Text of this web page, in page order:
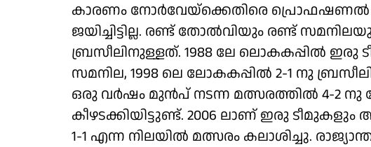
കാരണം നോർവേയ്‌ക്കെതിരെ
ജയിച്ചിട്ടില്ല. രണ്ട് തോൽവിയും രണ്ട്
ബ്രസീലിനുള്ളത്. 1988 ലേ ലൊകകപ്പിൽ ഇരു
സമനില, 1998 ലെ ലോകകപ്പിൽ 2-1 നു
ഒരു വർഷം മുൻപ് നടന്ന മത്സരത്തിൽ 4-2 നു
കീഴടക്കിയിട്ടുണ്ട്. 2006 ലാണ് ഇരു
1-1 എന്ന നിലയിൽ മത്സരം കലാശിച്ചു.